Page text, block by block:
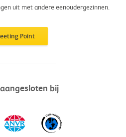
uit met andere eenoudergezinnen.
Point
bij